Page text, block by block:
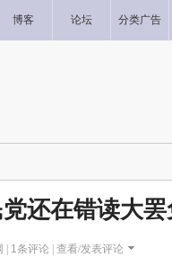
博客 论坛 分类广告
党还在错读大罢
| 1条评论 | 查看/发表评论